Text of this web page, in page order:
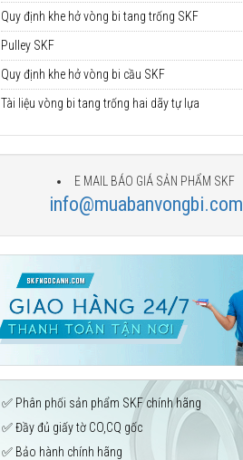
Quy định khe hở vòng bi tang trống SKF
Pulley SKF
Quy định khe hở vòng bi cầu SKF
Tài liệu vòng bi tang trống hai dãy tự lựa
E MAIL BÁO GIÁ SẢN PHẨM SKF
info@muabanvongbi.com
✅ Phân phối sản phẩm SKF chính hãng
✅ Đầy đủ giấy tờ CO,CQ gốc
✅ Bảo hành chính hãng